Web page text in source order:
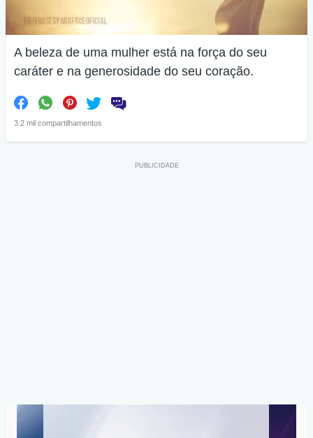
A beleza de uma mulher está na força do seu
caráter e na generosidade do seu coração.
3.2 mil compartilhamentos